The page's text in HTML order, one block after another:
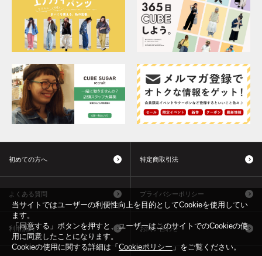
初めての方へ 特定商取引法
よくある質問 プライバシーポリシー
利用規約 お問い合わせ
当サイトではユーザーの利便性向上を目的としてCookieを使用してい
ます。
「同意する」ボタンを押すと、ユーザーはこのサイトでのCookieの使
用に同意したことになります。
Cookieの使用に関する詳細は「 Cookieポリシー 」をご覧ください。